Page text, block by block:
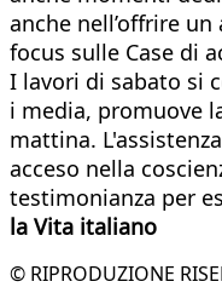
anche nell’offrire
focus sulle Case di
I lavori di sabato si
i media, promuove
mattina.
acceso nella
testimonianza per
la Vita italiano
© RIPRODUZIONE